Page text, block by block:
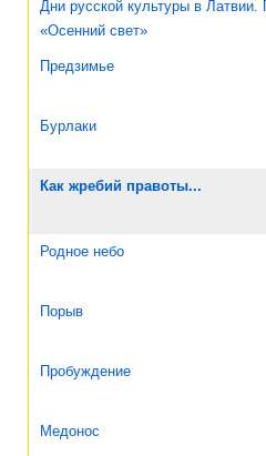
Дни русской культуры в
«Осенний свет»
Предзимье
Бурлаки
Как жребий правоты...
Родное небо
Порыв
Пробуждение
Медонос